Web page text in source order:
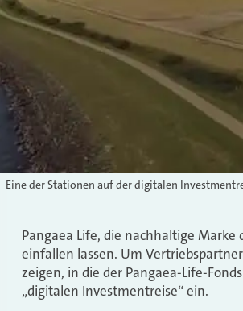
Eine der Stationen auf der digitalen
Pangaea Life, die nachhaltige
einfallen lassen. Um
zeigen, in die der Pangaea-Life-
„digitalen Investmentreise“ ein.